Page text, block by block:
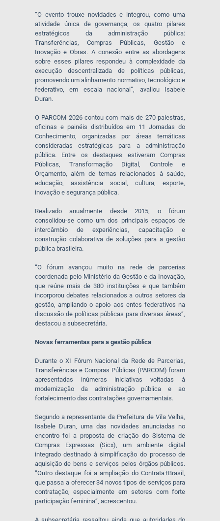
“O evento trouxe novidades e integrou, como uma
atividade única de governança, os quatro pilares
estratégicos da administração pública:
Transferências, Compras Públicas, Gestão e
Inovação e Obras. A conexão entre as abordagens
sobre esses pilares respondeu à complexidade da
execução descentralizada de políticas públicas,
promovendo um alinhamento normativo, tecnológico e
federativo, em escala nacional”, avaliou Isabele
Duran.
O PARCOM 2026 contou com mais de 270 palestras,
oficinas e painéis distribuídos em 11 Jornadas do
Conhecimento, organizadas por áreas temáticas
consideradas estratégicas para a administração
pública. Entre os destaques estiveram Compras
Públicas, Transformação Digital, Controle e
Orçamento, além de temas relacionados à saúde,
educação, assistência social, cultura, esporte,
inovação e segurança pública.
Realizado anualmente desde 2015, o fórum
consolidou-se como um dos principais espaços de
intercâmbio de experiências, capacitação e
construção colaborativa de soluções para a gestão
pública brasileira.
“O fórum avançou muito na rede de parcerias
coordenada pelo Ministério da Gestão e da Inovação,
que reúne mais de 380 instituições e que também
incorporou debates relacionados a outros setores da
gestão, ampliando o apoio aos entes federativos na
discussão de políticas públicas para diversas áreas”,
destacou a subsecretária.
Novas ferramentas para a gestão pública
Durante o XI Fórum Nacional da Rede de Parcerias,
Transferências e Compras Públicas (PARCOM) foram
apresentadas inúmeras iniciativas voltadas à
modernização da administração pública e ao
fortalecimento das contratações governamentais.
Segundo a representante da Prefeitura de Vila Velha,
Isabele Duran, uma das novidades anunciadas no
encontro foi a proposta de criação do Sistema de
Compras Expressas (Sicx), um ambiente digital
integrado destinado à simplificação do processo de
aquisição de bens e serviços pelos órgãos públicos.
“Outro destaque foi a ampliação do Contrata+Brasil,
que passa a oferecer 34 novos tipos de serviços para
contratação, especialmente em setores com forte
participação feminina”, acrescentou.